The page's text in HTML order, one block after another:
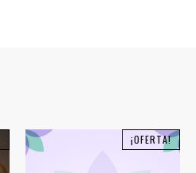
¡OFERTA!